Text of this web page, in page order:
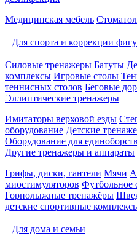
Медицинская мебель
Для спорта и коррекции
Силовые тренажеры Батуты
комплексы Игровые столы
теннисных столов Беговые
Эллиптические тренажеры
Имитаторы верховой езды
оборудование Детские
Оборудование для единоборств
Другие тренажеры и аппараты
Грифы, диски, гантели Мячи
миостимуляторов Футбольное
Горнолыжные тренажёры
детские спортивные
Для дома и семьи